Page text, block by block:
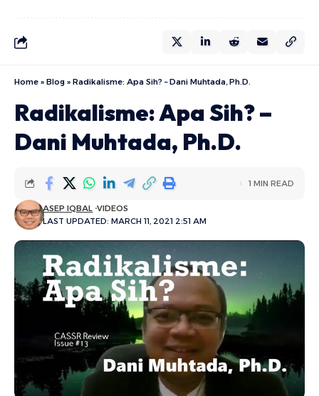
Home » Blog » Radikalisme: Apa Sih? – Dani Muhtada, Ph.D.
Radikalisme: Apa Sih? –
Dani Muhtada, Ph.D.
LAST UPDATED: MARCH 11, 2021 2:51 AM
ASEP IQBAL VIDEOS
1 MIN READ